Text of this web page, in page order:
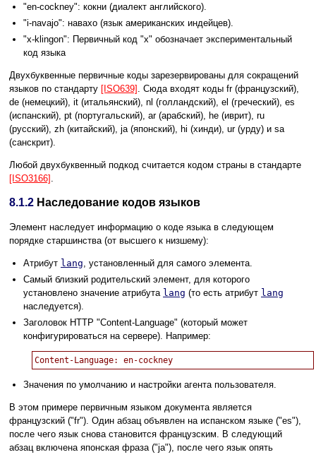
"en-cockney": кокни (диалект английского).
"i-navajo": навахо (язык американских индейцев).
"x-klingon": Первичный код "x" обозначает экспериментальный
код языка
Двухбуквенные первичные коды зарезервированы для сокращений
языков по стандарту [ISO639] . Сюда входят коды fr (французский),
de (немецкий), it (итальянский), nl (голландский), el (греческий), es
(испанский), pt (португальский), ar (арабский), he (иврит), ru
(русский), zh (китайский), ja (японский), hi (хинди), ur (урду) и sa
(санскрит).
Любой двухбуквенный подкод считается кодом страны в стандарте
[ISO3166]
8.1.2 Наследование кодов языков
Элемент наследует информацию о коде языка в следующем
порядке старшинства (от высшего к низшему):
Атрибут lang , установленный для самого элемента.
Самый близкий родительский элемент, для которого
установлено значение атрибута lang (то есть атрибут lang
наследуется).
Заголовок HTTP "Content-Language" (который может
конфигурироваться на сервере). Например:
Значения по умолчанию и настройки агента пользователя.
В этом примере первичным языком документа является
французский ("fr"). Один абзац объявлен на испанском языке ("es"),
после чего язык снова становится французским. В следующий
абзац включена японская фраза ("ja"), после чего язык опять